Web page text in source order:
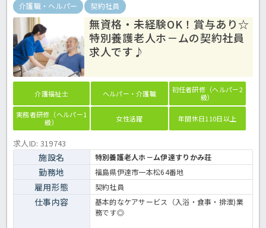
介護職・ヘルパー 契約社員
無資格・未経験OK！賞与あり☆
特別養護老人ホ－ムの契約社員
求人です♪
介護福祉士 ヘルパー・介護職
初任者研修（ヘルパー2
級）
実務者研修（ヘルパー1
級）
女性活躍 年間休日110日以上
求人ID: 319743
施設名 特別養護老人ホ－ム伊達すりかみ荘
勤務地 福島県伊達市一本松64番地
雇用形態 契約社員
仕事内容
基本的なケアサービス（入浴・食事・排泄)業
務です◎